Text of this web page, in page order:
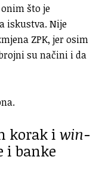
što je
iskustva. Nije
ZPK, jer osim
su načini i da
korak i win-
i banke